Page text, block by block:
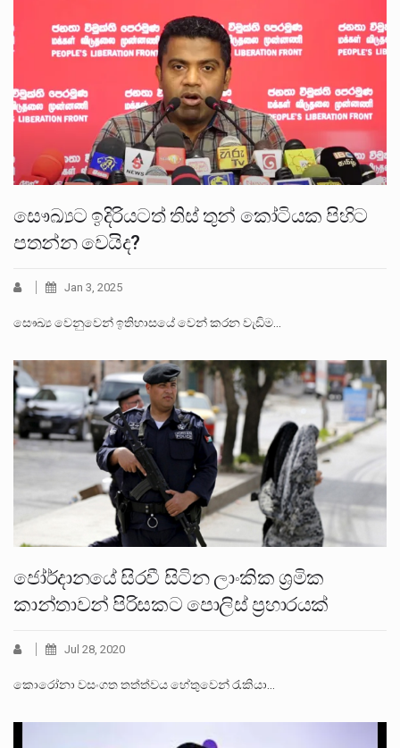
සෞඛ්‍යට ඉදිරියටත් තිස් තුන් කෝටියක පිහිට
පතන්න වෙයිද?
Jan 3, 2025
සෞඛ්‍ය වෙනුවෙන් ඉතිහාසයේ වෙන් කරන වැඩිම…
ජෝර්දානයේ සිරවී සිටින ලාංකික ශ්‍රමික
කාන්තාවන් පිරිසකට පොලිස් ප්‍රහාරයක්
Jul 28, 2020
කොරෝනා වසංගත තත්ත්වය හේතුවෙන් රැකියා…